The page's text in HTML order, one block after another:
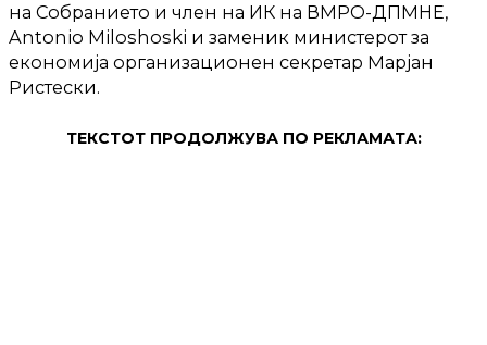
на Собранието и член на ИК на ВМРО-ДПМНЕ,
Antonio Miloshoski и заменик министерот за
економија организационен секретар Марјан
Ристески.
ТЕКСТОТ ПРОДОЛЖУВА ПО РЕКЛАМАТА: